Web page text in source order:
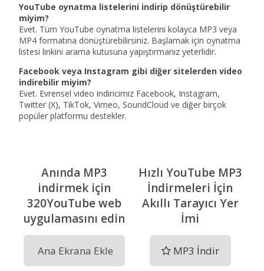
YouTube oynatma listelerini indirip dönüştürebilir
miyim?
Evet. Tüm YouTube oynatma listelerini kolayca MP3 veya
MP4 formatına dönüştürebilirsiniz. Başlamak için oynatma
listesi linkini arama kutusuna yapıştırmanız yeterlidir.
Facebook veya Instagram gibi diğer sitelerden video
indirebilir miyim?
Evet. Evrensel video indiricimiz Facebook, Instagram,
Twitter (X), TikTok, Vimeo, SoundCloud ve diğer birçok
popüler platformu destekler.
Anında MP3
indirmek için
320YouTube web
uygulamasını edin
Ana Ekrana Ekle
Hızlı YouTube MP3
İndirmeleri İçin
Akıllı Tarayıcı Yer
İmi
MP3 İndir